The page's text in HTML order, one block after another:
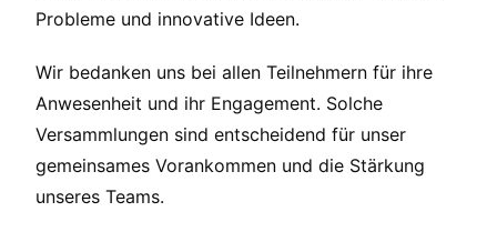
Probleme und innovative Ideen.
Wir bedanken uns bei allen Teilnehmern für ihre
Anwesenheit und ihr Engagement. Solche
Versammlungen sind entscheidend für unser
gemeinsames Vorankommen und die Stärkung
unseres Teams.